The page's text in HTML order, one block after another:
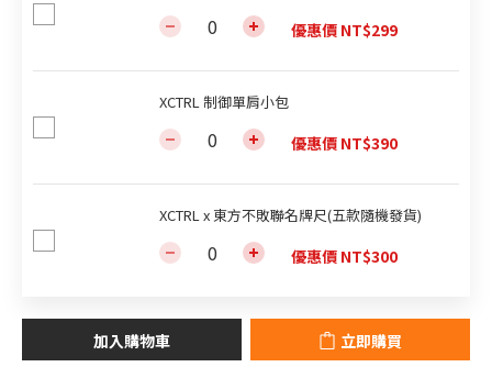
優惠價 NT$299
XCTRL 制御單肩小包
優惠價 NT$390
XCTRL x 東方不敗聯名牌尺(五款隨機發貨)
優惠價 NT$300
加入購物車 立即購買